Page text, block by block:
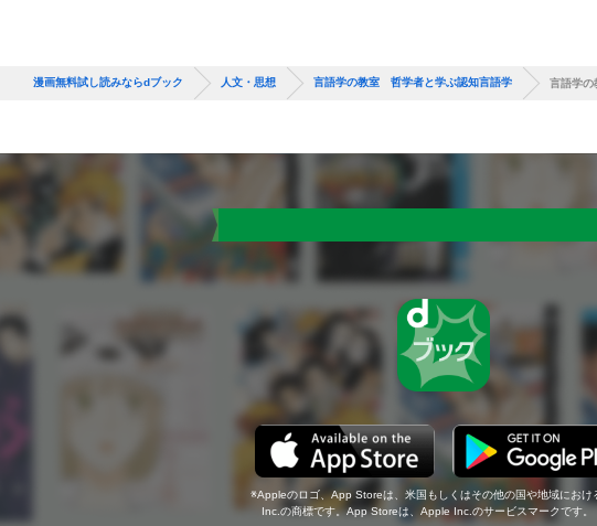
漫画無料試し読みならdブック 人文・思想 言語学の教室 哲学者と学ぶ認知言語学 言語学
Appleのロゴ、App Storeは、米国もしくはその他の国や地域におけ
Inc.の商標です。App Storeは、Apple Inc.のサービスマークです。